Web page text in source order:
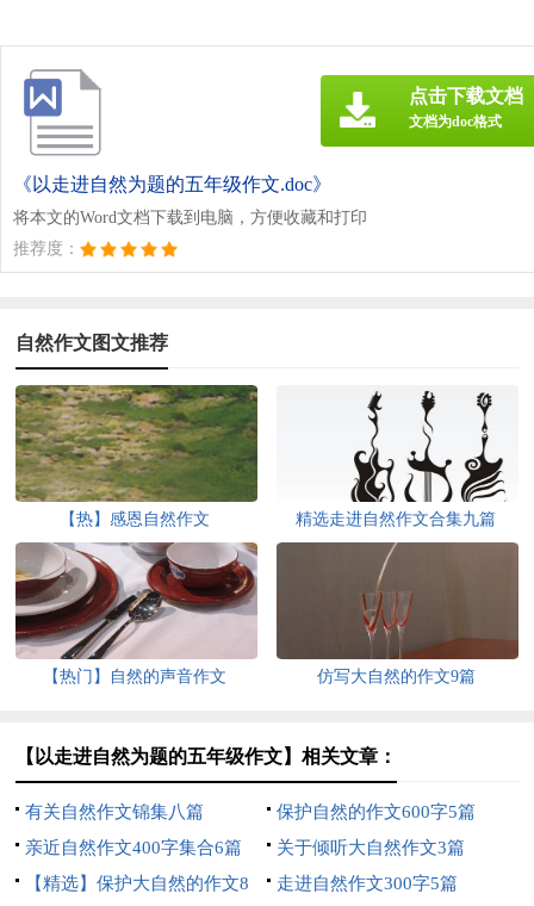
《以走进自然为题的五年级作文.doc》
将本文的Word文档下载到电脑，方便收藏和打印
推荐度：
点击下载文档
文档为doc格式
自然作文图文推荐
【热】感恩自然作文 精选走进自然作文合集九篇
【热门】自然的声音作文 仿写大自然的作文9篇
【以走进自然为题的五年级作文】相关文章：
有关自然作文锦集八篇
保护自然的作文600字5篇
亲近自然作文400字集合6篇
关于倾听大自然作文3篇
【精选】保护大自然的作文8
走进自然作文300字5篇